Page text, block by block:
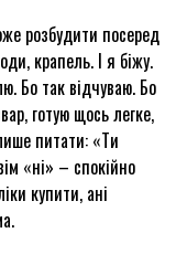
розбудити посеред
крапель. І я біжу.
Бо так відчуваю. Бо
готую щось легке,
питати: «Ти
«ні» – спокійно
купити, ані